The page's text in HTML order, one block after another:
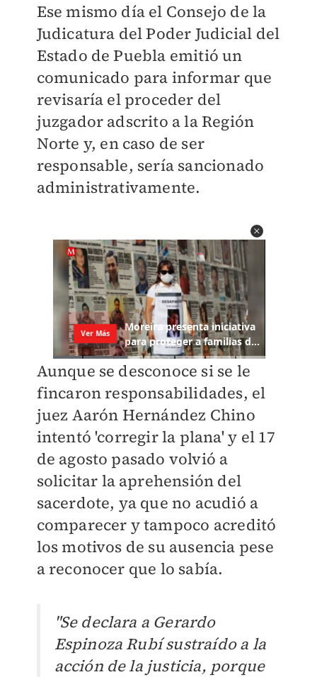
Ese mismo día el Consejo de la
Judicatura del Poder Judicial del
Estado de Puebla emitió un
comunicado para informar que
revisaría el proceder del
juzgador adscrito a la Región
Norte y, en caso de ser
responsable, sería sancionado
administrativamente.
Aunque se desconoce si se le
fincaron responsabilidades, el
juez Aarón Hernández Chino
intentó 'corregir la plana' y el 17
de agosto pasado volvió a
solicitar la aprehensión del
sacerdote, ya que no acudió a
comparecer y tampoco acreditó
los motivos de su ausencia pese
a reconocer que lo sabía.
"Se declara a Gerardo
Espinoza Rubí sustraído a la
acción de la justicia, porque